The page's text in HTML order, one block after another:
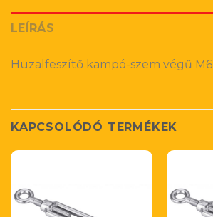
LEÍRÁS
Huzalfeszítő kampó-szem végű M6
KAPCSOLÓDÓ TERMÉKEK